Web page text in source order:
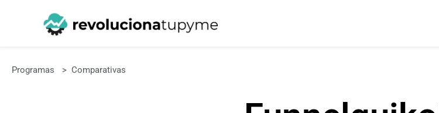
Programas > Comparativas